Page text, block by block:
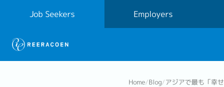
Job Seekers Employers
Home/Blog/アジアで最も「幸